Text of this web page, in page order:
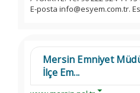
E-posta info@esyem.com.tr.
Mersin Emniyet
İlçe Em...